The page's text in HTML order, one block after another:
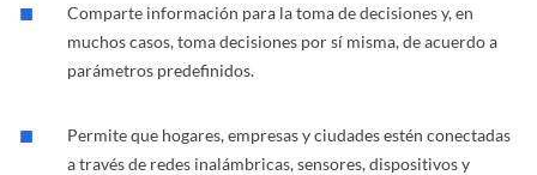
Comparte información para la toma de decisiones y, en
muchos casos, toma decisiones por sí misma, de acuerdo a
parámetros predefinidos.
Permite que hogares, empresas y ciudades estén conectadas
a través de redes inalámbricas, sensores, dispositivos y